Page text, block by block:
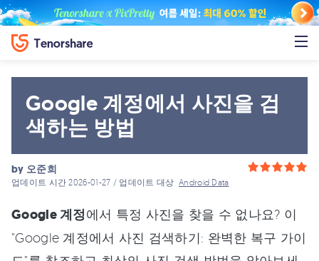
Google 계정에서 사진을 검
색하는 방법
by 오준희
업데이트 시간 2026-01-27 / 업데이트 대상Android Data
Google 계정에서 특정 사진을 찾을 수 없나요? 이
"Google 계정에서 사진 검색하기: 완벽한 복구 가이